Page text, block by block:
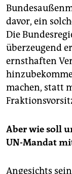
davor, ein
Die
überzeugend
ernsthaften
machen, statt
Aber wie soll
UN-Mandat
Angesichts